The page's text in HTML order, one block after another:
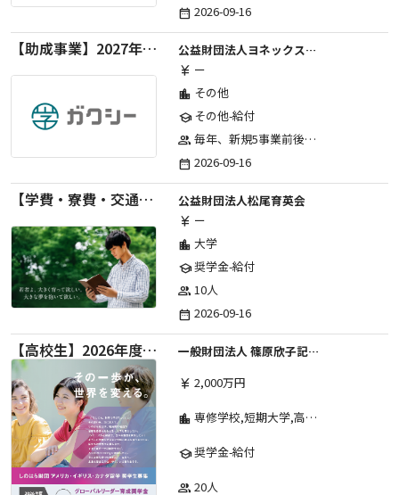
date_range 2026-09-16
【助成事業】2027年度中学校部活動の地域展開推進に関する助成金
公益財団法人ヨネックススポーツ振興財団
currency_yen ー
location_city その他
schoolその他-給付
group 毎年、新規5事業前後への助成金交付を予定とし、初年度5事業、2年目合計10事業前後、3年目合計15事業前後、4年目以降は15事業前後にて実施する。 2025年度採択実績：5事業、2026年度採択実績：5事業
date_range 2026-09-16
【学費・寮費・交通費給付】2027年度第71期育英生募集
公益財団法人松尾育英会
currency_yen ー
location_city 大学
school奨学金-給付
group 10人
date_range 2026-09-16
【高校生】2026年度 しのはら財団 アメリカ・イギリス・カナダ英語留学奨学金
一般財団法人 篠原欣子記念財団 (海外留学奨学金グループ)
currency_yen 2,000万円
location_city 専修学校,短期大学,高等専門学校,その他,高等学校,大学院,大学
school奨学金-給付
group 20人